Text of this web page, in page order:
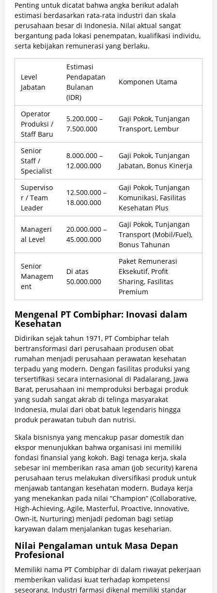
Penting untuk dicatat bahwa angka berikut adalah
estimasi berdasarkan rata-rata industri dan skala
perusahaan besar di Indonesia. Nilai aktual sangat
bergantung pada lokasi penempatan, kualifikasi individu,
serta kebijakan remunerasi yang berlaku.
Level
Jabatan
Estimasi
Pendapatan
Bulanan
(IDR)
Komponen Utama
Operator
Produksi /
Staff Baru
5.200.000 –
7.500.000
Gaji Pokok, Tunjangan
Transport, Lembur
Senior
Staff /
Specialist
8.000.000 –
12.000.000
Gaji Pokok, Tunjangan
Jabatan, Bonus Kinerja
Superviso
r / Team
Leader
12.500.000 –
18.000.000
Gaji Pokok, Tunjangan
Komunikasi, Fasilitas
Kesehatan Plus
Manageri
al Level
20.000.000 –
45.000.000
Gaji Pokok, Tunjangan
Transport (Mobil/Fuel),
Bonus Tahunan
Senior
Managem
ent
Di atas
50.000.000
Paket Remunerasi
Eksekutif, Profit
Sharing, Fasilitas
Premium
Mengenal PT Combiphar: Inovasi dalam
Kesehatan
Didirikan sejak tahun 1971, PT Combiphar telah
bertransformasi dari perusahaan produsen obat
rumahan menjadi perusahaan perawatan kesehatan
terpadu yang modern. Dengan fasilitas produksi yang
tersertifikasi secara internasional di Padalarang, Jawa
Barat, perusahaan ini memproduksi berbagai produk
yang sudah sangat akrab di telinga masyarakat
Indonesia, mulai dari obat batuk legendaris hingga
produk perawatan tubuh dan nutrisi.
Skala bisnisnya yang mencakup pasar domestik dan
ekspor menunjukkan bahwa organisasi ini memiliki
fondasi finansial yang kokoh. Bagi tenaga kerja, skala
sebesar ini memberikan rasa aman (job security) karena
perusahaan terus melakukan diversifikasi produk untuk
menjawab tantangan kesehatan modern. Budaya kerja
yang menekankan pada nilai “Champion” (Collaborative,
High-Achieving, Agile, Masterful, Proactive, Innovative,
Own-it, Nurturing) menjadi pedoman bagi setiap
karyawan dalam menjalankan tugas keseharian.
Nilai Pengalaman untuk Masa Depan
Profesional
Memiliki nama PT Combiphar di dalam riwayat pekerjaan
memberikan validasi kuat terhadap kompetensi
seseorang. Industri farmasi dikenal memiliki standar